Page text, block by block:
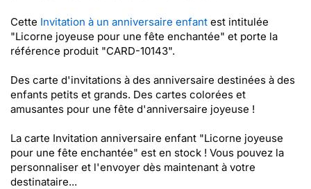
Cette Invitation à un anniversaire enfant est intitulée
"Licorne joyeuse pour une fête enchantée" et porte la
référence produit "CARD-10143".
Des carte d'invitations à des anniversaire destinées à des
enfants petits et grands. Des cartes colorées et
amusantes pour une fête d'anniversaire joyeuse !
La carte Invitation anniversaire enfant "Licorne joyeuse
pour une fête enchantée" est en stock ! Vous pouvez la
personnaliser et l'envoyer dès maintenant à votre
destinataire...